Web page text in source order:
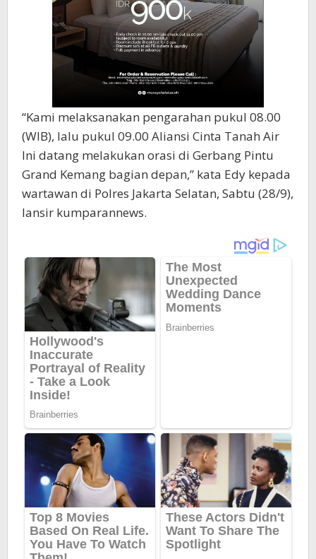
“Kami melaksanakan pengarahan pukul 08.00
(WIB), lalu pukul 09.00 Aliansi Cinta Tanah Air
Ini datang melakukan orasi di Gerbang Pintu
Grand Kemang bagian depan,” kata Edy kepada
wartawan di Polres Jakarta Selatan, Sabtu (28/9),
lansir kumparannews.